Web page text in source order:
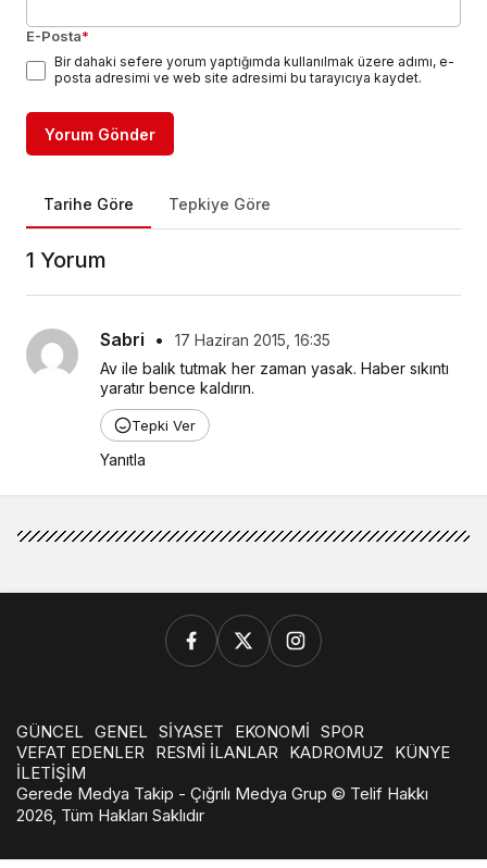
E-Posta*
Bir dahaki sefere yorum yaptığımda kullanılmak üzere adımı, e-
posta adresimi ve web site adresimi bu tarayıcıya kaydet.
Yorum Gönder
Tarihe Göre Tepkiye Göre
1 Yorum
Sabri •
17 Haziran 2015, 16:35
Av ile balık tutmak her zaman yasak. Haber sıkıntı
yaratır bence kaldırın.
Tepki Ver
Yanıtla
GÜNCEL GENEL SİYASET EKONOMİ SPOR
VEFAT EDENLER RESMİ İLANLAR KADROMUZ
KÜNYE
İLETİŞİM
Gerede Medya Takip - Çığrılı Medya Grup © Telif Hakkı
2026, Tüm Hakları Saklıdır